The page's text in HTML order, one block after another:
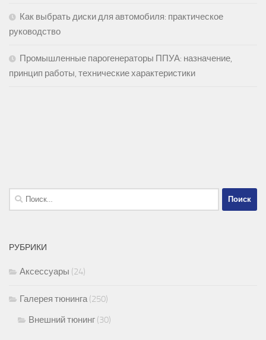
Как выбрать диски для автомобиля: практическое
руководство
Промышленные парогенераторы ППУА: назначение,
принцип работы, технические характеристики
Найти:
РУБРИКИ
Аксессуары (24)
Галерея тюнинга (250)
Внешний тюнинг (30)